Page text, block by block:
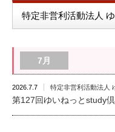
特定非営利活動法人
7月
2026.7.7 特定非営利活動法人
第127回ゆいねっとstudy